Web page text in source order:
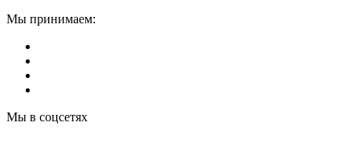
Мы принимаем:
Мы в соцсетях